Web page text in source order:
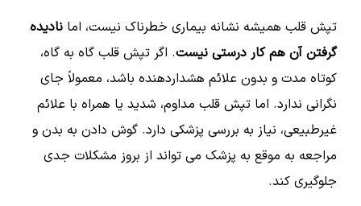
تپش قلب همیشه نشانه بیماری خطرناک نیست، اما نادیده
گرفتن آن هم کار درستی نیست. اگر تپش قلب گاه به گاه،
کوتاه مدت و بدون علائم هشداردهنده باشد، معمولاً جای
نگرانی ندارد. اما تپش قلب مداوم، شدید یا همراه با علائم
غیرطبیعی، نیاز به بررسی پزشکی دارد. گوش دادن به بدن و
مراجعه به موقع به پزشک می تواند از بروز مشکلات جدی
جلوگیری کند.